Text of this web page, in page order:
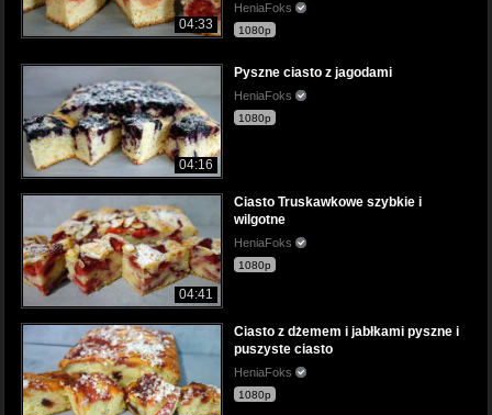
04:33
HeniaFoks
1080p
04:16
Pyszne ciasto z jagodami
HeniaFoks
1080p
04:41
Ciasto Truskawkowe szybkie i
wilgotne
HeniaFoks
1080p
Ciasto z dżemem i jabłkami pyszne i
puszyste ciasto
HeniaFoks
1080p